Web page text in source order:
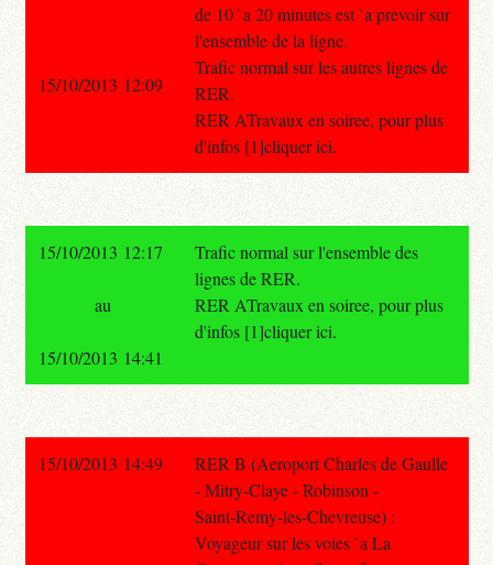
de 10 `a 20 minutes est `a prevoir sur
l'ensemble de la ligne.
Trafic normal sur les autres lignes de
RER.
RER ATravaux en soiree, pour plus
d'infos [1]cliquer ici.
15/10/2013 12:09
15/10/2013 12:17
Trafic normal sur l'ensemble des
lignes de RER.
RER ATravaux en soiree, pour plus
d'infos [1]cliquer ici.
au
15/10/2013 14:41
15/10/2013 14:49
RER B (Aeroport Charles de Gaulle
- Mitry-Claye - Robinson -
Saint-Remy-les-Chevreuse) :
Voyageur sur les voies `a La